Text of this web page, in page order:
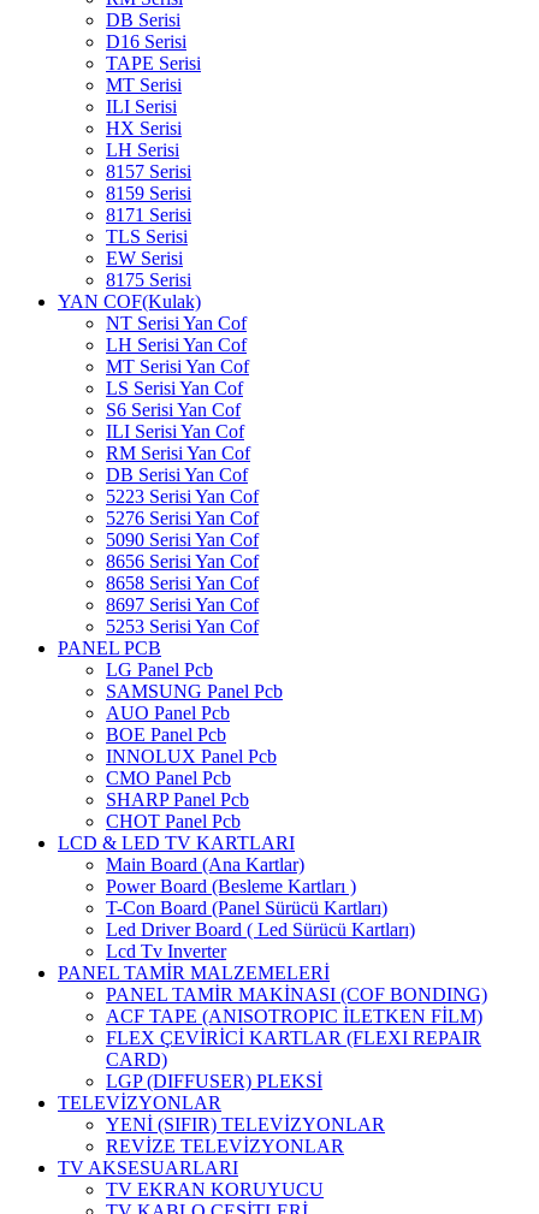
DB Serisi
D16 Serisi
TAPE Serisi
MT Serisi
ILI Serisi
HX Serisi
LH Serisi
8157 Serisi
8159 Serisi
8171 Serisi
TLS Serisi
EW Serisi
8175 Serisi
YAN COF(Kulak)
NT Serisi Yan Cof
LH Serisi Yan Cof
MT Serisi Yan Cof
LS Serisi Yan Cof
S6 Serisi Yan Cof
ILI Serisi Yan Cof
RM Serisi Yan Cof
DB Serisi Yan Cof
5223 Serisi Yan Cof
5276 Serisi Yan Cof
5090 Serisi Yan Cof
8656 Serisi Yan Cof
8658 Serisi Yan Cof
8697 Serisi Yan Cof
5253 Serisi Yan Cof
PANEL PCB
LG Panel Pcb
SAMSUNG Panel Pcb
AUO Panel Pcb
BOE Panel Pcb
INNOLUX Panel Pcb
CMO Panel Pcb
SHARP Panel Pcb
CHOT Panel Pcb
LCD & LED TV KARTLARI
Main Board (Ana Kartlar)
Power Board (Besleme Kartları )
T-Con Board (Panel Sürücü Kartları)
Led Driver Board ( Led Sürücü Kartları)
Lcd Tv Inverter
PANEL TAMİR MALZEMELERİ
PANEL TAMİR MAKİNASI (COF BONDING)
ACF TAPE (ANISOTROPIC İLETKEN FİLM)
FLEX ÇEVİRİCİ KARTLAR (FLEXI REPAIR
CARD)
LGP (DIFFUSER) PLEKSİ
TELEVİZYONLAR
YENİ (SIFIR) TELEVİZYONLAR
REVİZE TELEVİZYONLAR
TV AKSESUARLARI
TV EKRAN KORUYUCU